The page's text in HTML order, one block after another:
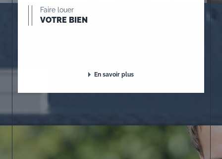
Faire louer
VOTRE BIEN
En savoir plus